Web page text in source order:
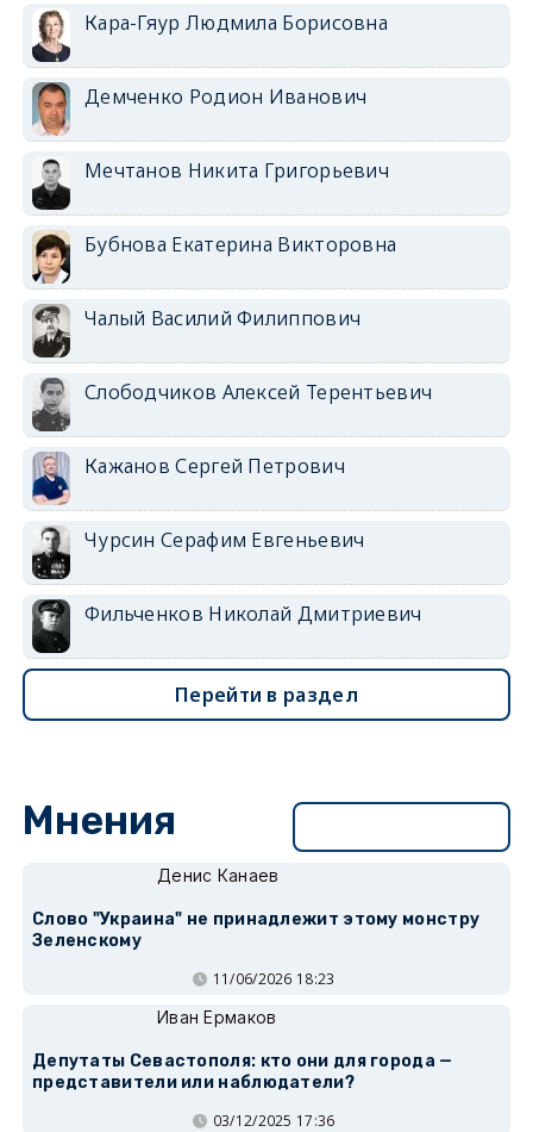
Кара-Гяур Людмила Борисовна
Демченко Родион Иванович
Мечтанов Никита Григорьевич
Бубнова Екатерина Викторовна
Чалый Василий Филиппович
Слободчиков Алексей Терентьевич
Кажанов Сергей Петрович
Чурсин Серафим Евгеньевич
Фильченков Николай Дмитриевич
Перейти в раздел
Мнения
Денис Канаев
Слово "Украина" не принадлежит этому монстру
Зеленскому
11/06/2026 18:23
Иван Ермаков
Депутаты Севастополя: кто они для города —
представители или наблюдатели?
03/12/2025 17:36